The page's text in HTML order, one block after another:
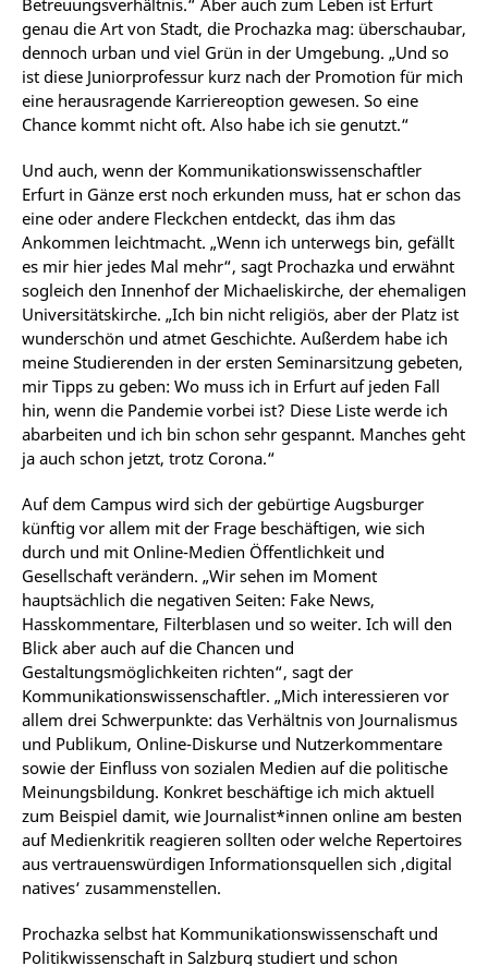
Betreuungsverhältnis.“ Aber auch zum Leben ist Erfurt
genau die Art von Stadt, die Prochazka mag: überschaubar,
dennoch urban und viel Grün in der Umgebung. „Und so
ist diese Juniorprofessur kurz nach der Promotion für mich
eine herausragende Karriereoption gewesen. So eine
Chance kommt nicht oft. Also habe ich sie genutzt.“
Und auch, wenn der Kommunikationswissenschaftler
Erfurt in Gänze erst noch erkunden muss, hat er schon das
eine oder andere Fleckchen entdeckt, das ihm das
Ankommen leichtmacht. „Wenn ich unterwegs bin, gefällt
es mir hier jedes Mal mehr“, sagt Prochazka und erwähnt
sogleich den Innenhof der Michaeliskirche, der ehemaligen
Universitätskirche. „Ich bin nicht religiös, aber der Platz ist
wunderschön und atmet Geschichte. Außerdem habe ich
meine Studierenden in der ersten Seminarsitzung gebeten,
mir Tipps zu geben: Wo muss ich in Erfurt auf jeden Fall
hin, wenn die Pandemie vorbei ist? Diese Liste werde ich
abarbeiten und ich bin schon sehr gespannt. Manches geht
ja auch schon jetzt, trotz Corona.“
Auf dem Campus wird sich der gebürtige Augsburger
künftig vor allem mit der Frage beschäftigen, wie sich
durch und mit Online-Medien Öffentlichkeit und
Gesellschaft verändern. „Wir sehen im Moment
hauptsächlich die negativen Seiten: Fake News,
Hasskommentare, Filterblasen und so weiter. Ich will den
Blick aber auch auf die Chancen und
Gestaltungsmöglichkeiten richten“, sagt der
Kommunikationswissenschaftler. „Mich interessieren vor
allem drei Schwerpunkte: das Verhältnis von Journalismus
und Publikum, Online-Diskurse und Nutzerkommentare
sowie der Einfluss von sozialen Medien auf die politische
Meinungsbildung. Konkret beschäftige ich mich aktuell
zum Beispiel damit, wie Journalist*innen online am besten
auf Medienkritik reagieren sollten oder welche Repertoires
aus vertrauenswürdigen Informationsquellen sich ‚digital
natives‘ zusammenstellen.
Prochazka selbst hat Kommunikationswissenschaft und
Politikwissenschaft in Salzburg studiert und schon